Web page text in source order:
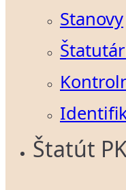
Stanovy
Štatút